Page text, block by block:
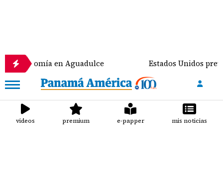
en Aguadulce Estados Unidos prevé
videos premium e-papper mis noticias